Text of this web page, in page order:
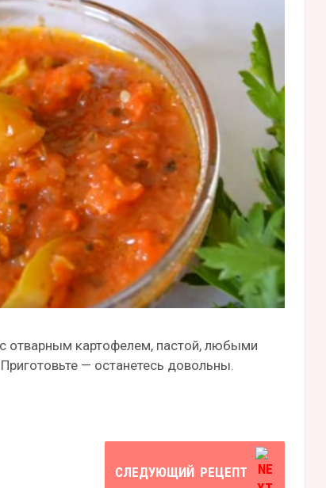
отварным картофелем, пастой, любыми
— останетесь довольны.
СЛЕДУЮЩИЙ РЕЦЕПТ